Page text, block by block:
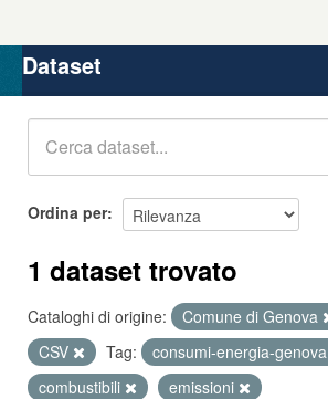
Organizzazioni
Gruppi
Dataset
Ordina per
1 dataset trovato
Cataloghi di origine: Comune di Genova
CSV
Tag:
consumi-energia-genova
combustibili
emissioni